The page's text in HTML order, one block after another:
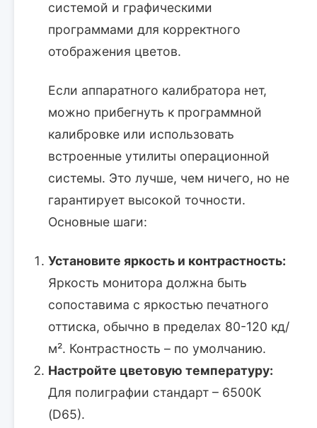
системой и графическими
программами для корректного
отображения цветов.
Если аппаратного калибратора нет,
можно прибегнуть к программной
калибровке или использовать
встроенные утилиты операционной
системы. Это лучше, чем ничего, но не
гарантирует высокой точности.
Основные шаги:
Установите яркость и контрастность:
Яркость монитора должна быть
сопоставима с яркостью печатного
оттиска, обычно в пределах 80-120 кд/
м². Контрастность – по умолчанию.
Настройте цветовую температуру:
Для полиграфии стандарт – 6500K
(D65).